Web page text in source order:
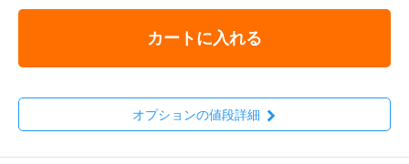
カートに入れる
オプションの値段詳細